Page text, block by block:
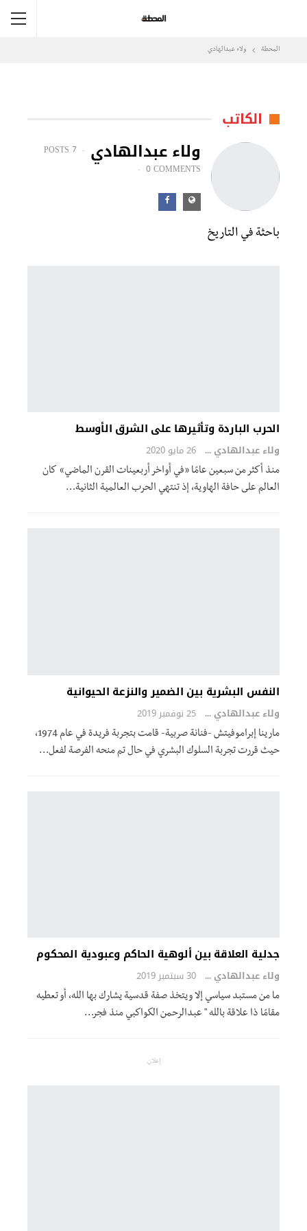
المحطة ولاء عبدالهادي
الكاتب
ولاء عبدالهادي
7 POSTS
0 COMMENTS
باحثة في التاريخ
الحرب الباردة وتأثيرها على الشرق الأوسط
ولاء عبدالهادي 26 مايو 2020
منذ أكثر من سبعين عامًا «في أواخر أربعينات القرن الماضي» كان
العالم على حافة الهاوية، إذ تنتهي الحرب العالمية الثانية…
النفس البشرية بين الضمير والنزعة الحيوانية
ولاء عبدالهادي 25 نوفمبر 2019
مارينا إبراموفيتش -فنانة صربية- قامت بتجربة فريدة في عام 1974،
حيث قررت تجربة السلوك البشري في حال تم منحه الفرصة لفعل…
جدلية العلاقة بين ألوهية الحاكم وعبودية المحكوم
ولاء عبدالهادي 30 سبتمبر 2019
ما من مستبد سياسي إلا ويتخذ صفة قدسية يشارك بها الله، أو تعطيه
مقامًا ذا علاقة بالله " عبدالرحمن الكواكبي منذ فجر…
إعلان